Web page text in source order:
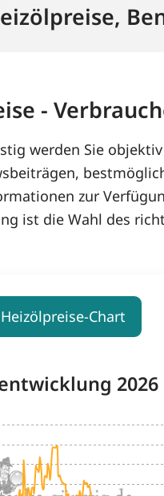
-
werden Sie
zur
ist die Wahl des
Heizölpreise-Chart
2026